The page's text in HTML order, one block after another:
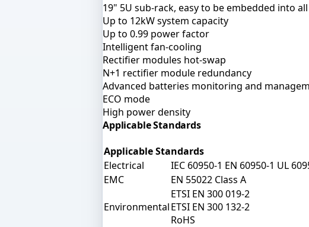
19" 5U sub-rack, easy to be embedded into
Up to 12kW system capacity
Up to 0.99 power factor
Intelligent fan-cooling
Rectifier modules hot-swap
N+1 rectifier module redundancy
Advanced batteries monitoring and
ECO mode
High power density
Applicable Standards
Applicable Standards
Electrical
IEC 60950-1 EN 60950-1 UL
EMC
EN 55022 Class A
Environmental
ETSI EN 300 019-2
ETSI EN 300 132-2
RoHS